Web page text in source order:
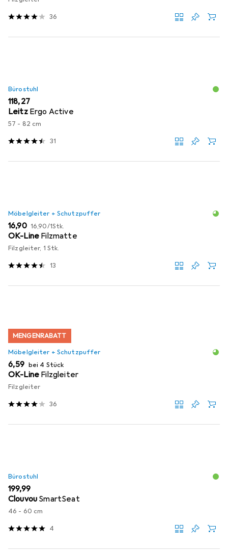
36
Bürostuhl
EUR
118,27
Leitz Ergo Active
57 - 82 cm
31
Möbelgleiter + Schutzpuffer
EUR
16,90 EUR
16,90/1Stk.
OK-Line Filzmatte
Filzgleiter, 1 Stk.
13
MENGENRABATT
Möbelgleiter + Schutzpuffer
EUR
6,59 bei 4 Stück
OK-Line Filzgleiter
Filzgleiter
36
Bürostuhl
EUR
199,99
Clouvou SmartSeat
46 - 60 cm
4